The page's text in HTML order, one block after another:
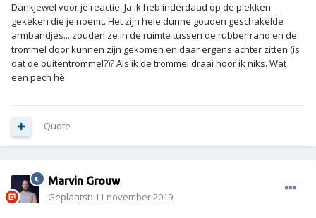
Dankjewel voor je reactie. Ja ik heb inderdaad op de plekken
gekeken die je noemt. Het zijn hele dunne gouden geschakelde
armbandjes... zouden ze in de ruimte tussen de rubber rand en de
trommel door kunnen zijn gekomen en daar ergens achter zitten (is
dat de buitentrommel?)? Als ik de trommel draai hoor ik niks. Wat
een pech hè.
Quote
Marvin Grouw
Geplaatst: 11 november 2019